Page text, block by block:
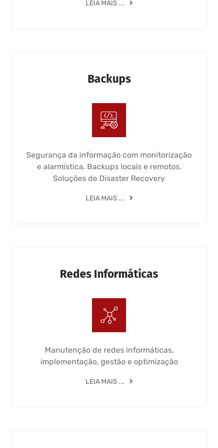
LEIA MAIS ...
Backups
Segurança da informação com monitorização
e alarmística. Backups locais e remotos.
Soluções de Disaster Recovery
LEIA MAIS ...
Redes Informáticas
Manutenção de redes informáticas,
implementação, gestão e optimização
LEIA MAIS ...